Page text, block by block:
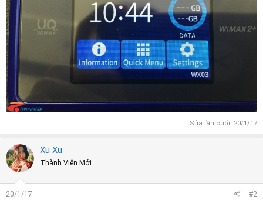
Sửa lần cuối: 20/1/17
Xu Xu
Thành Viên Mới
20/1/17 #2